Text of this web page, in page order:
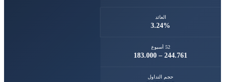
العائد
3.24%
52 أسبوع
183.000 – 244.761
حجم التداول